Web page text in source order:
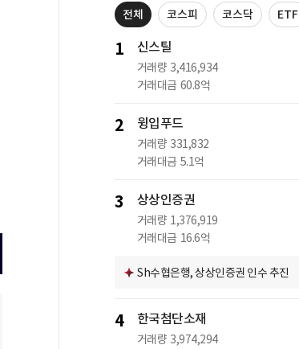
전체 코스피 코스닥 ETF
1 신스틸
거래량 3,416,934
거래대금 60.8억
2 윙입푸드
거래량 331,832
거래대금 5.1억
3 상상인증권
거래량 1,376,919
거래대금 16.6억
Sh수협은행, 상상인증권 인수 추진
4 한국첨단소재
거래량 3,974,294